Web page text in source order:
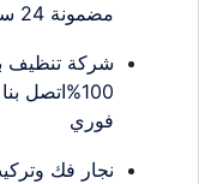
مضمونة 24 ساعة
شركة تنظيف
فوري